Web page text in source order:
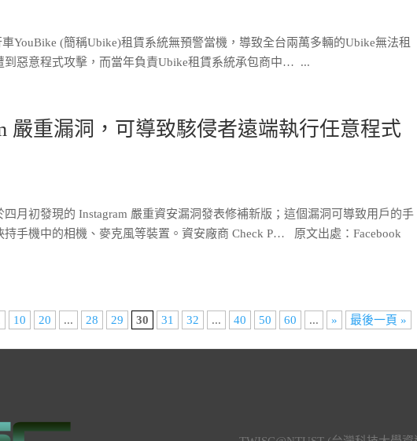
YouBike (簡稱Ubike)租賃系統無預警當機，導致全台兩萬多輛的Ubike無法租
到惡意程式攻擊，而當年負責Ubike租賃系統承包商中… ...
嚴重漏洞，可導致駭侵者遠端執行任意程式
月初發現的 Instagram 嚴重資安漏洞發表修補新版；這個漏洞可導致用戶的手
手機中的相機、麥克風等裝置。資安廠商 Check P… 原文出處：Facebook
10 20 ... 28 29 30 31 32 ... 40 50 60 ... » 最後一頁 »